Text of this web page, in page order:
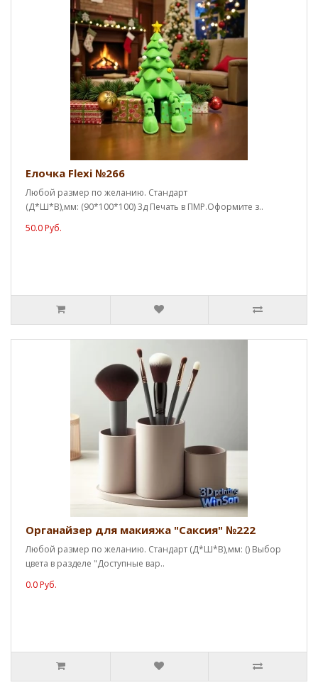
Елочка Flexi №266
Любой размер по желанию. Стандарт
(Д*Ш*В),мм: (90*100*100) 3д Печать в ПМР.Оформите з..
50.0 Руб.
Органайзер для макияжа "Саксия" №222
Любой размер по желанию. Стандарт (Д*Ш*В),мм: () Выбор
цвета в разделе "Доступные вар..
0.0 Руб.